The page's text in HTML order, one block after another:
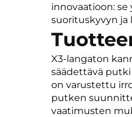
innovaatioon:
suorituskyvyn ja
X3-langaton
säädettävä
on varustettu
putken
vaatimusten